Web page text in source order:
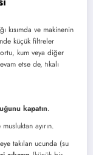
kısımda ve makinenin
küçük filtreler
kum veya diğer
etse de, tıkalı
kapatın.
ayırın.
takılan ucunda (su